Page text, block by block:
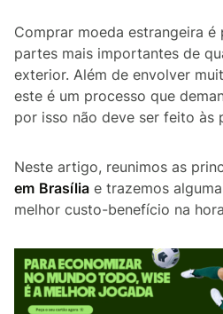
Comprar moeda estrangeira
partes mais importantes de
exterior. Além de envolver
este é um processo que
por isso não deve ser feito às
Neste artigo, reunimos as
em Brasília e trazemos
melhor custo-benefício na